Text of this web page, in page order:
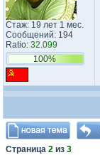
Стаж: 19 лет 1 мес.
Сообщений: 194
Ratio: 32.099
100%
Страница 2 из 3